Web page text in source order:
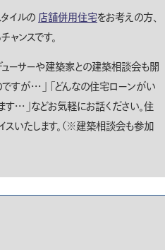
イルの 店舗併用住宅をお考えの方、
ンスです。
ーサーや建築家との建築相談会も開
が・・・」 「どんなの住宅ローンがい
・・・」などお気軽にお話ください。住
スいたします。（※建築相談会も参加